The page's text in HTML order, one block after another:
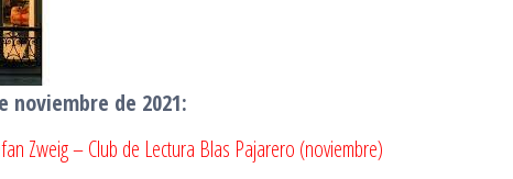
noviembre de 2021:
Zweig – Club de Lectura Blas Pajarero (noviembre)